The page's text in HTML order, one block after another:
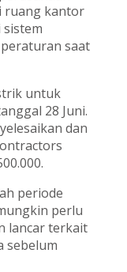
ruang kantor
saat
untuk
28 Juni.
dan
periode
perlu
lancar terkait
sebelum